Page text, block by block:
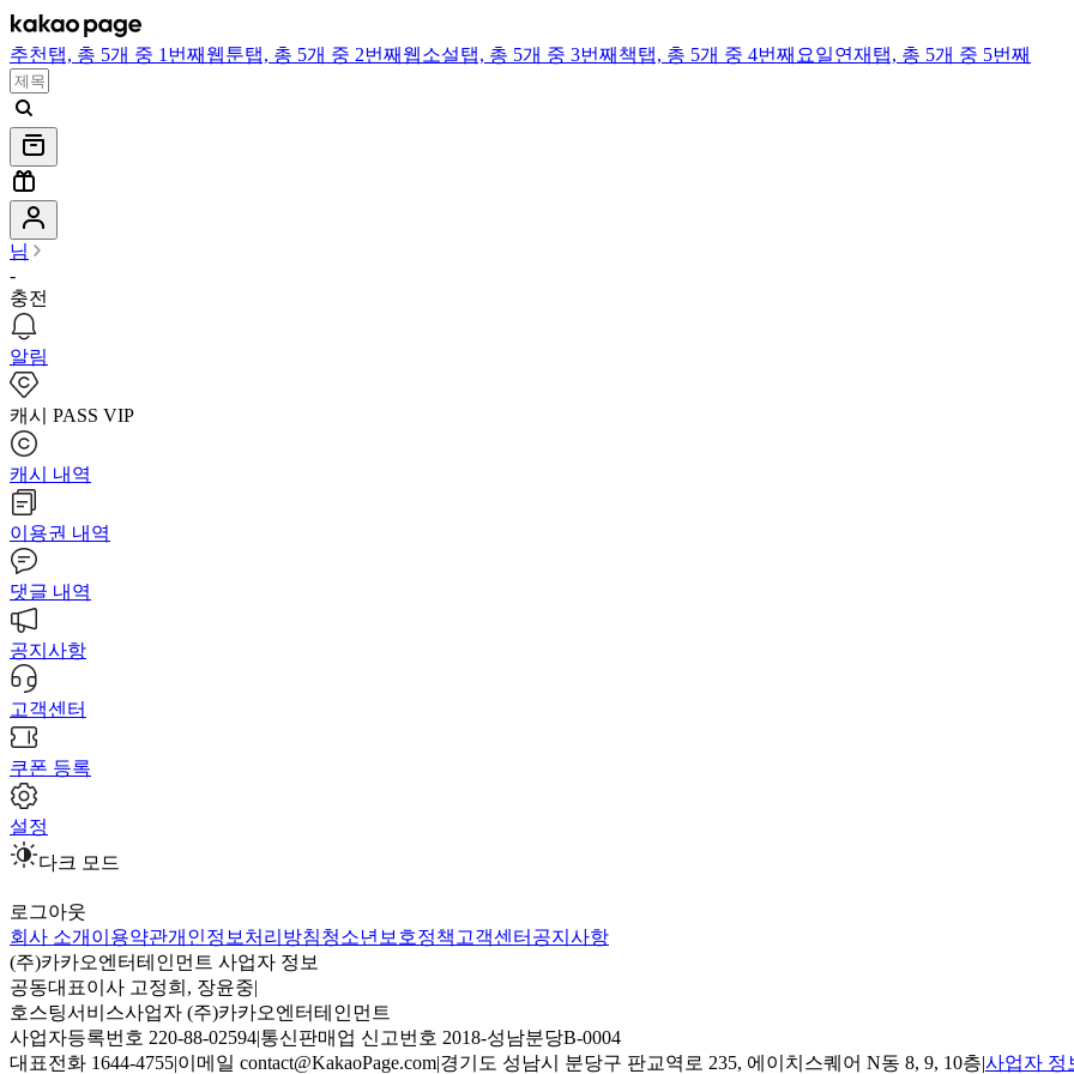
추천 탭, 총 5개 중 1번째 웹툰탭, 총 5개 중 2번째 웹소설탭, 총 5개 중 3번째 책탭, 총 5개 중 4번째 요일연재 탭, 총 5개 중 5번째
님
-
충전
알림
캐시 PASS VIP
캐시 내역
이용권 내역
댓글 내역
공지사항
고객센터
쿠폰 등록
설정
다크 모드
로그아웃
회사 소개 이용약관개인정보처리방침청소년보호정책 고객센터 공지사항
(주)카카오엔터테인먼트 사업자 정보
공동대표이사 고정희, 장윤중|
호스팅서비스사업자 (주)카카오엔터테인먼트
사업자등록번호 220-88-02594|통신판매업 신고번호 2018-성남분당B-0004
대표전화 1644-4755|이메일 contact@KakaoPage.com|경기도 성남시 분당구 판교역로 235, 에이치스퀘어 N동 8, 9, 10층|사업자 정